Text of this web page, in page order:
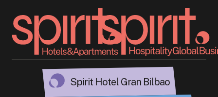
Spirit Hotel Gran Bilbao